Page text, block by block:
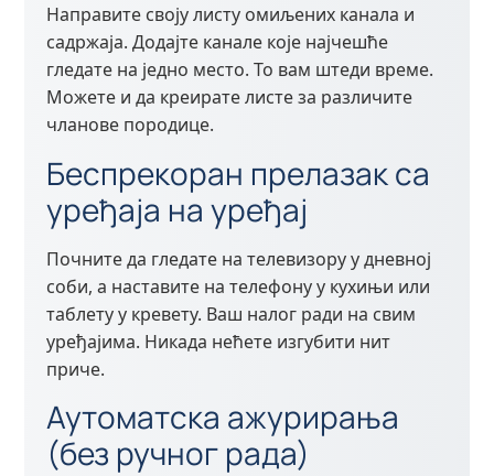
Направите своју листу омиљених канала и
садржаја. Додајте канале које најчешће
гледате на једно место. То вам штеди време.
Можете и да креирате листе за различите
чланове породице.
Беспрекоран прелазак са
уређаја на уређај
Почните да гледате на телевизору у дневној
соби, а наставите на телефону у кухињи или
таблету у кревету. Ваш налог ради на свим
уређајима. Никада нећете изгубити нит
приче.
Аутоматска ажурирања
(без ручног рада)